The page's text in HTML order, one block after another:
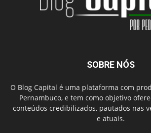
SOBRE NÓS
O Blog Capital é uma plataforma com
Pernambuco, e tem como objetivo
conteúdos credibilizados, pautados nas
e atuais.